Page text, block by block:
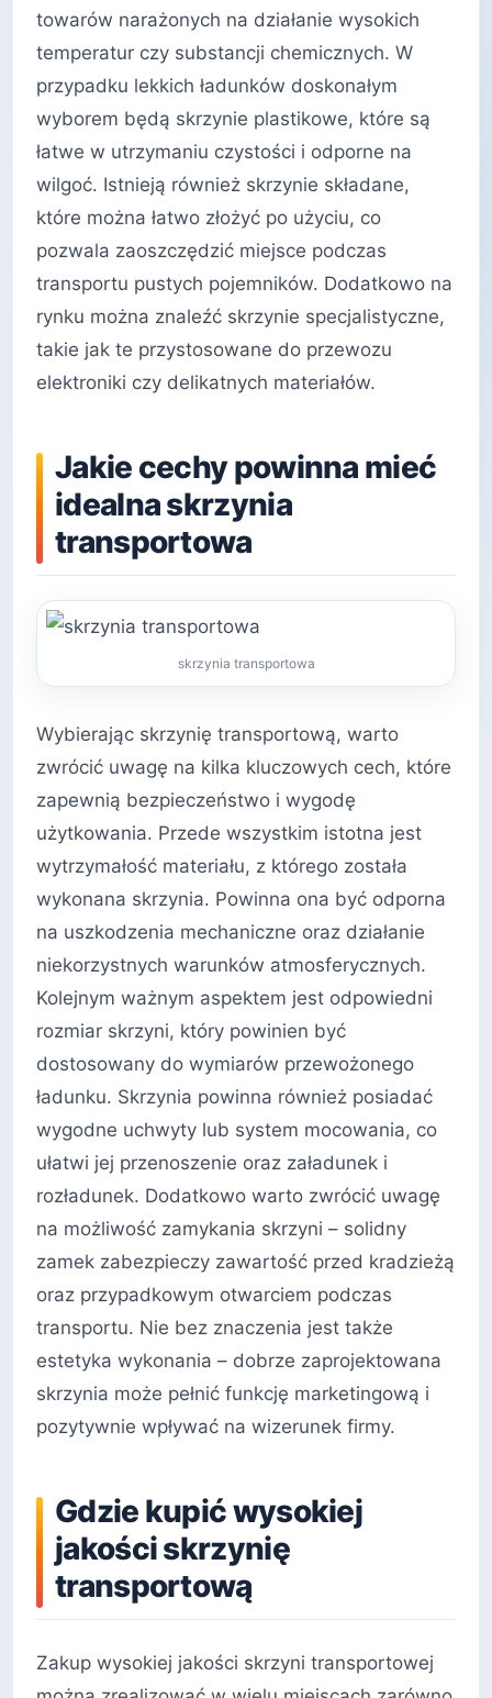
towarów narażonych na działanie wysokich
temperatur czy substancji chemicznych. W
przypadku lekkich ładunków doskonałym
wyborem będą skrzynie plastikowe, które są
łatwe w utrzymaniu czystości i odporne na
wilgoć. Istnieją również skrzynie składane,
które można łatwo złożyć po użyciu, co
pozwala zaoszczędzić miejsce podczas
transportu pustych pojemników. Dodatkowo na
rynku można znaleźć skrzynie specjalistyczne,
takie jak te przystosowane do przewozu
elektroniki czy delikatnych materiałów.
Jakie cechy powinna mieć
idealna skrzynia
transportowa
skrzynia transportowa
Wybierając skrzynię transportową, warto
zwrócić uwagę na kilka kluczowych cech, które
zapewnią bezpieczeństwo i wygodę
użytkowania. Przede wszystkim istotna jest
wytrzymałość materiału, z którego została
wykonana skrzynia. Powinna ona być odporna
na uszkodzenia mechaniczne oraz działanie
niekorzystnych warunków atmosferycznych.
Kolejnym ważnym aspektem jest odpowiedni
rozmiar skrzyni, który powinien być
dostosowany do wymiarów przewożonego
ładunku. Skrzynia powinna również posiadać
wygodne uchwyty lub system mocowania, co
ułatwi jej przenoszenie oraz załadunek i
rozładunek. Dodatkowo warto zwrócić uwagę
na możliwość zamykania skrzyni – solidny
zamek zabezpieczy zawartość przed kradzieżą
oraz przypadkowym otwarciem podczas
transportu. Nie bez znaczenia jest także
estetyka wykonania – dobrze zaprojektowana
skrzynia może pełnić funkcję marketingową i
pozytywnie wpływać na wizerunek firmy.
Gdzie kupić wysokiej
jakości skrzynię
transportową
Zakup wysokiej jakości skrzyni transportowej